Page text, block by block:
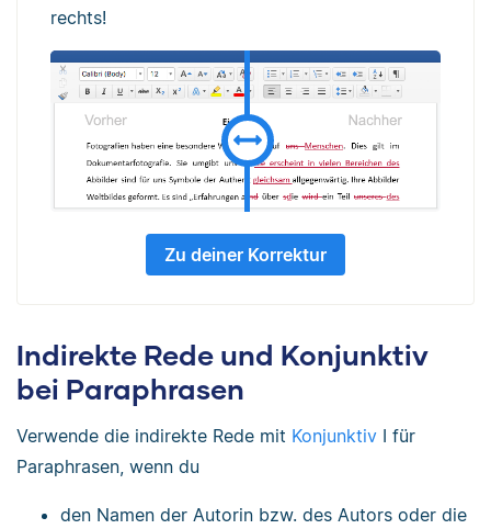
rechts!
Zu deiner Korrektur
Indirekte Rede und Konjunktiv
bei Paraphrasen
Verwende die indirekte Rede mit Konjunktiv I für
Paraphrasen, wenn du
den Namen der Autorin bzw. des Autors oder die